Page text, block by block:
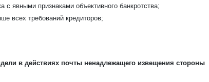
явными признаками объективного банкротства;
всех требований кредиторов;
в действиях почты ненадлежащего извещения стороны